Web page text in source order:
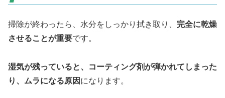
掃除が終わったら、水分をしっかり拭き取り、 完全に乾燥
させることが重要です。
湿気が残っていると、コーティング剤が弾かれてしまった
り、ムラになる原因 になります。